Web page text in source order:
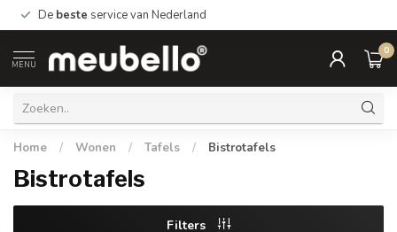
De beste service van Nederland
MENU
0
Home / Wonen / Tafels / Bistrotafels
Bistrotafels
Filters